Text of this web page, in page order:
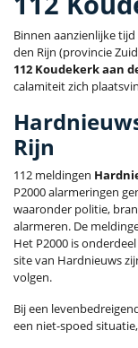
Binnen aanzienlijke
den Rijn (provincie
112 Koudekerk aan
calamiteit zich
Rijn
112 meldingen
P2000 alarmeringen
waaronder politie,
alarmeren. De
Het P2000 is
site van Hardnieuws
volgen.
Bij een
een niet-spoed